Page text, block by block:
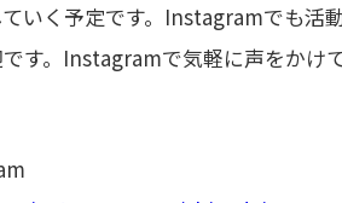
いく予定です。Instagramでも活
す。Instagramで気軽に声をかけて